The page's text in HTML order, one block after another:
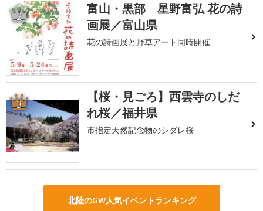
2
富山・黒部 星野富弘 花の詩
画展／富山県
花の詩画展と野草アート同時開催
3
【桜・見ごろ】西雲寺のしだ
れ桜／福井県
市指定天然記念物のシダレ桜
北陸のGW人気イベントランキング